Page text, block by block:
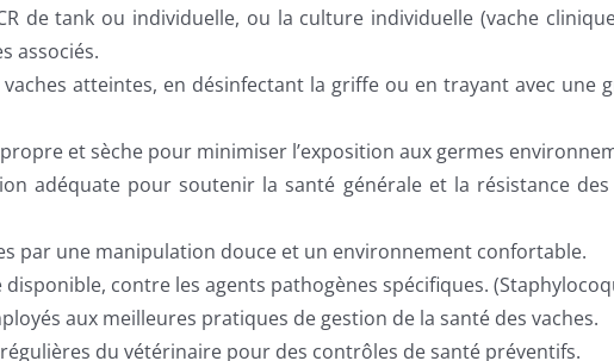
de tank ou individuelle, ou la culture individuelle (vache
associés.
vaches atteintes, en désinfectant la griffe ou en trayant avec
et sèche pour minimiser l’exposition aux germes
adéquate pour soutenir la santé générale et la résistance des
par une manipulation douce et un environnement confortable.
contre les agents pathogènes spécifiques.
aux meilleures pratiques de gestion de la santé des vaches.
du vétérinaire pour des contrôles de santé préventifs.